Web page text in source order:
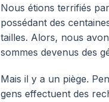
Nous étions terrifiés
possédant des
tailles. Alors, nous
sommes devenus des
Mais il y a un piège.
gens effectuent des